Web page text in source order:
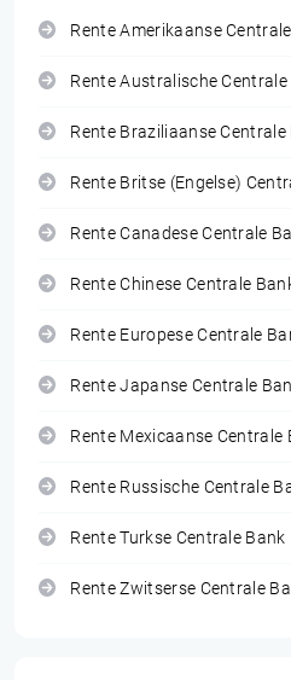
Rente Amerikaanse
Rente Australische Centrale
Rente Braziliaanse Centrale
Rente Britse (Engelse)
Rente Canadese Centrale
Rente Chinese Centrale
Rente Europese Centrale
Rente Japanse Centrale
Rente Mexicaanse Centrale
Rente Russische Centrale
Rente Turkse Centrale Bank
Rente Zwitserse Centrale